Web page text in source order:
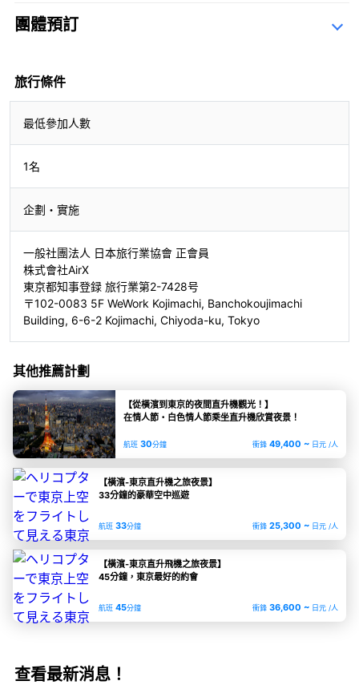
團體預訂
旅行條件
最低參加人數
1名
企劃・實施
一般社團法人 日本旅行業協會 正會員
株式會社AirX
東京都知事登録 旅行業第2-7428号
〒102-0083 5F WeWork Kojimachi, Banchokoujimachi
Building, 6-6-2 Kojimachi, Chiyoda-ku, Tokyo
其他推薦計劃
【從橫濱到東京的夜間直升機觀光！】
在情人節・白色情人節乘坐直升機欣賞夜景！
航班 30分鐘 衝鋒 49,400 ~ 日元 /人
【橫濱-東京直升機之旅夜景】
33分鐘的豪華空中巡遊
航班 33分鐘 衝鋒 25,300 ~ 日元 /人
【橫濱-東京直升飛機之旅夜景】
45分鐘，東京最好的約會
航班 45分鐘 衝鋒 36,600 ~ 日元 /人
查看最新消息！